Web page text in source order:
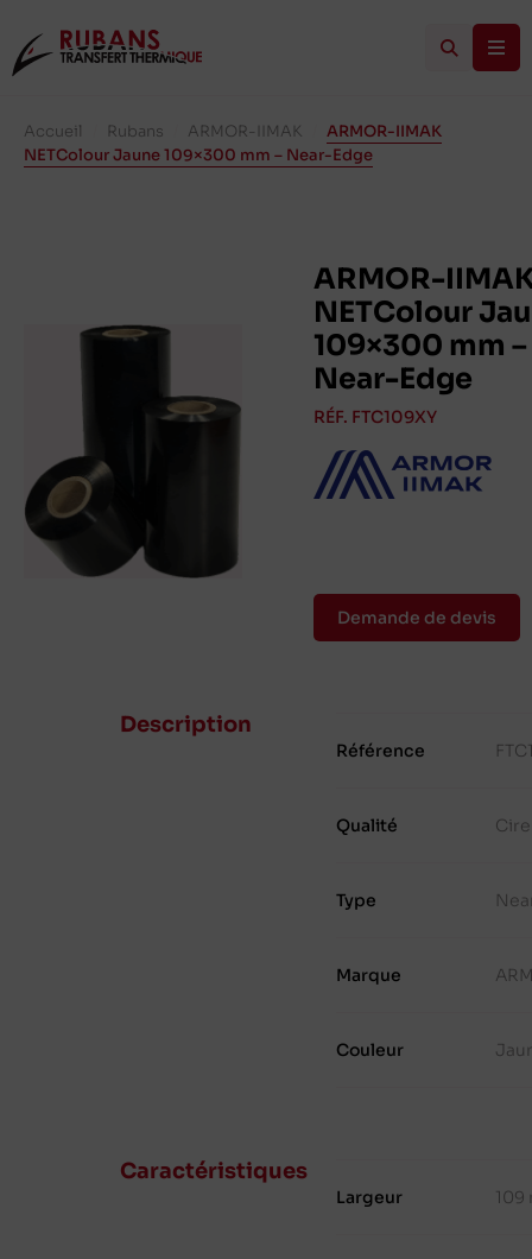
Accueil Rubans ARMOR-IIMAK
ARMOR-IIMAK
NETColour Jaune 109×300 mm – Near-Edge
ARMOR-
NETColour
109×300 mm –
Near-Edge
RÉF. FTC109XY
Demande de devis
Description
Référence
Qualité
Type
Marque
Couleur
Caractéristiques
Largeur 109